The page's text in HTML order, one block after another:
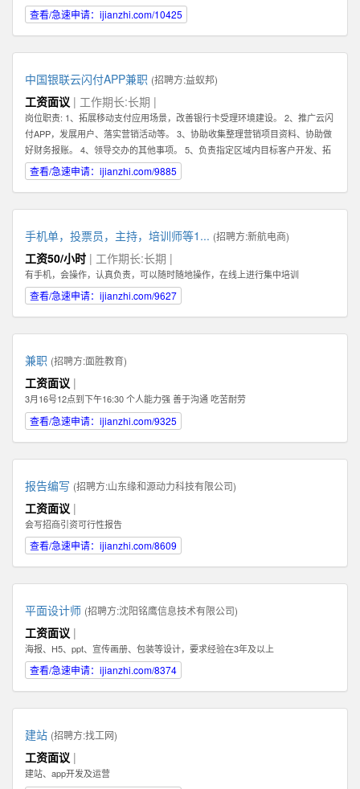
查看/急速申请：ijianzhi.com/10425
中国银联云闪付APP兼职 (招聘方:益蚁邦)
工资面议 | 工作期长:长期 |
岗位职责: 1、拓展移动支付应用场景，改善银行卡受理环境建设。 2、推广云闪
付APP，发展用户、落实营销活动等。 3、协助收集整理营销项目资料、协助做
好财务报账。 4、领导交办的其他事项。 5、负责指定区域内目标客户开发、拓
展、维护 6、根据市场业务发展，提出积极的、符合产品的市场发展的建议和意
见。 7、迅速反馈目标市场客户的信息，及时完善服务。 8、完成销售业绩指
吃苦耐劳的精神，能够在压力下完成任务。 2、具有良好的沟通能力及客户服务
意识，可以与客户进行良好的沟通。 任职资格: 1、有强烈的责任心，以及具有
吃苦耐劳的精神，能够在压力下完成任务。 2、具有良好的沟通能力及客户服务
意识，可以与客户进行良好的沟通。
查看/急速申请：ijianzhi.com/9885
手机单，投票员，主持，培训师等1... (招聘方:新航电商)
工资50/小时 | 工作期长:长期 |
有手机，会操作，认真负责，可以随时随地操作，在线上进行集中培训
查看/急速申请：ijianzhi.com/9627
兼职 (招聘方:面胜教育)
工资面议 |
3月16号12点到下午16:30 个人能力强 善于沟通 吃苦耐劳
查看/急速申请：ijianzhi.com/9325
报告编写 (招聘方:山东缘和源动力科技有限公司)
工资面议 |
会写招商引资可行性报告
查看/急速申请：ijianzhi.com/8609
平面设计师 (招聘方:沈阳铭鹰信息技术有限公司)
工资面议 |
海报、H5、ppt、宣传画册、包装等设计，要求经验在3年及以上
查看/急速申请：ijianzhi.com/8374
建站 (招聘方:找工网)
工资面议 |
建站、app开发及运营